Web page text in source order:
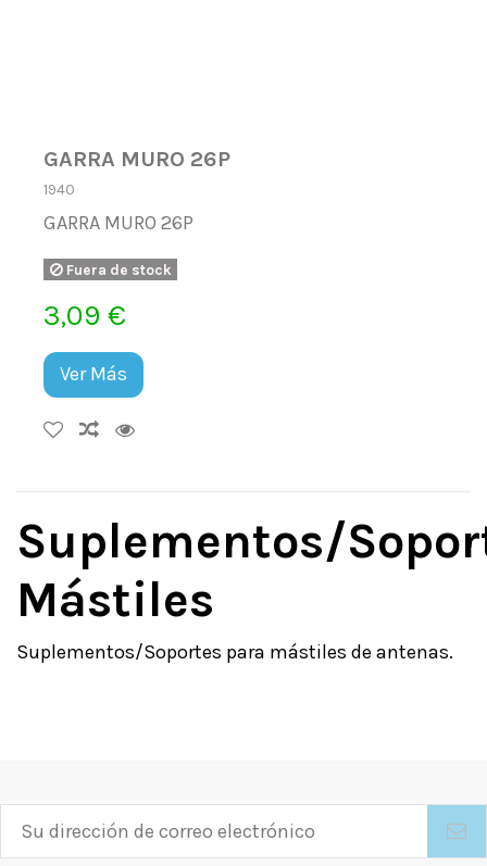
GARRA MURO 26P
1940
GARRA MURO 26P
Fuera de stock
3,09 €
Ver Más
Suplementos/
Mástiles
Suplementos/Soportes para mástiles de antenas.